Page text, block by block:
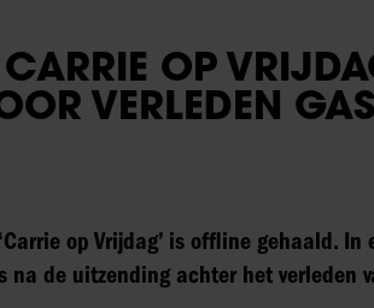
OP
VERLEDEN
op Vrijdag’ is offline gehaald.
de uitzending achter het verleden